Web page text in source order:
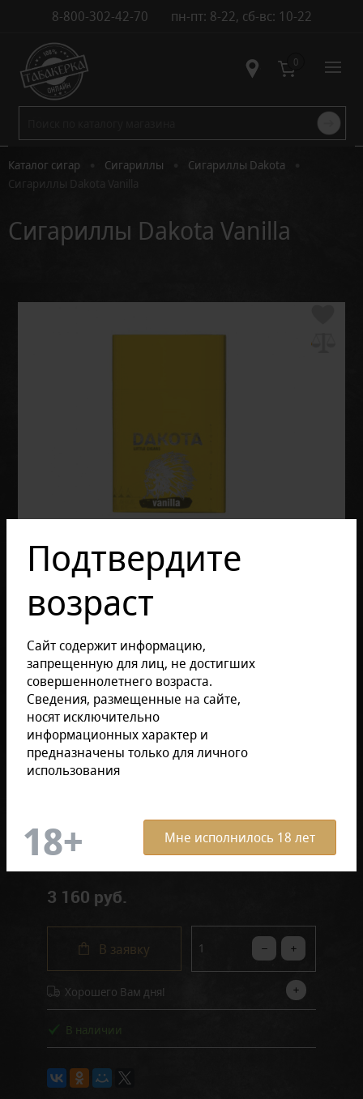
8-800-302-42-70 пн-пт: 8-22, сб-вс: 10-22
Контакты 0
Каталог сигар Сигариллы Сигариллы Dakota
Сигариллы Dakota Vanilla
Сигариллы Dakota Vanilla
Подтвердите
возраст
Сайт содержит информацию,
запрещенную для лиц, не достигших
совершеннолетнего возраста.
Сведения, размещенные на сайте,
носят исключительно
информационных характер и
предназначены только для личного
использования
Мне исполнилось 18 лет
Отзывов: 0
Размер продукции:
в блоке (10 штук) в пачке (20 штук)
3 160 руб.
В заявку
Хорошего Вам дня!
В наличии